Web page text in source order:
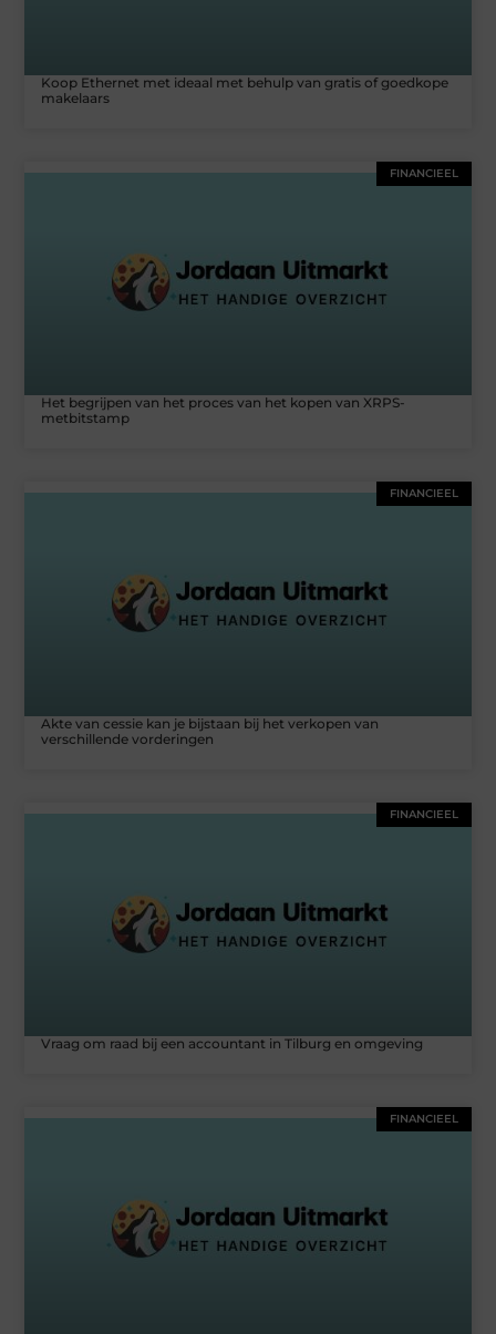
Koop Ethernet met ideaal met behulp van gratis of goedkope
makelaars
FINANCIEEL
Het begrijpen van het proces van het kopen van XRPS-
metbitstamp
FINANCIEEL
Akte van cessie kan je bijstaan bij het verkopen van
verschillende vorderingen
FINANCIEEL
Vraag om raad bij een accountant in Tilburg en omgeving
FINANCIEEL